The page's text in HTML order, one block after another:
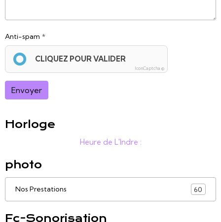
Anti-spam
CLIQUEZ POUR VALIDER
IconCaptcha ©
Envoyer
Horloge
Heure de L'Indre :
photo
Nos Prestations 60
Fc-Sonorisation